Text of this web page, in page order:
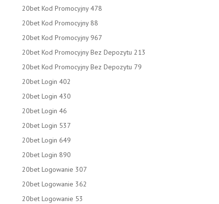
20bet Kod Promocyjny 478
20bet Kod Promocyjny 88
20bet Kod Promocyjny 967
20bet Kod Promocyjny Bez Depozytu 213
20bet Kod Promocyjny Bez Depozytu 79
20bet Login 402
20bet Login 430
20bet Login 46
20bet Login 537
20bet Login 649
20bet Login 890
20bet Logowanie 307
20bet Logowanie 362
20bet Logowanie 53